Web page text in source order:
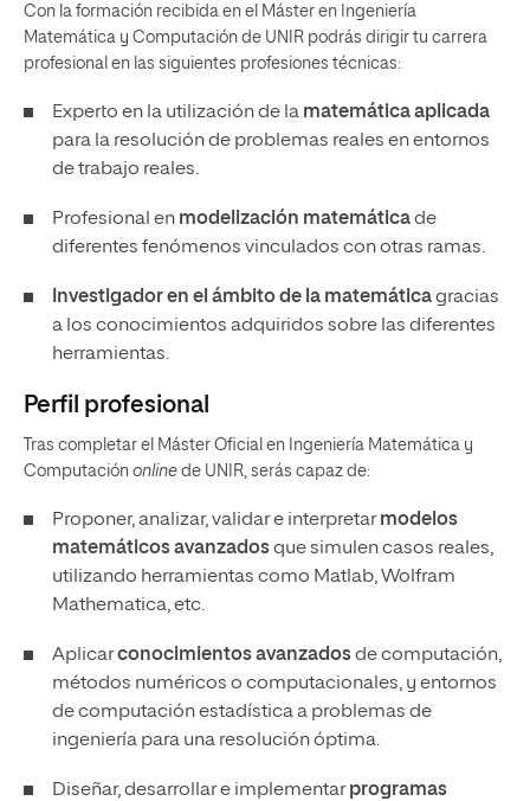
Con la formación recibida en el Máster en Ingeniería
Matemática y Computación de UNIR podrás dirigir tu carrera
profesional en las siguientes profesiones técnicas:
Experto en la utilización de la matemática aplicada
para la resolución de problemas reales en entornos
de trabajo reales.
Profesional en modelización matemáticade
diferentes fenómenos vinculados con otras ramas.
Investigador en el ámbito de la matemáticagracias
a los conocimientos adquiridos sobre las diferentes
herramientas.
Perfil profesional
Tras completar el Máster Oficial en Ingeniería Matemática y
Computación online de UNIR, serás capaz de:
Proponer, analizar, validar e interpretarmodelos
matemáticos avanzadosque simulen casos reales,
utilizando herramientas como Matlab, Wolfram
Mathematica, etc.
Aplicarconocimientos avanzadosde computación,
métodos numéricos o computacionales, y entornos
de computación estadística a problemas de
ingeniería para una resolución óptima.
Diseñar, desarrollar e implementarprogramas